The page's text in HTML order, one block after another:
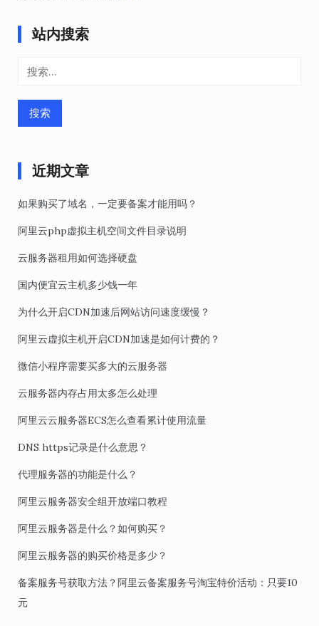
站内搜索
近期文章
如果购买了域名，一定要备案才能用吗？
阿里云php虚拟主机空间文件目录说明
云服务器租用如何选择硬盘
国内便宜云主机多少钱一年
为什么开启CDN加速后网站访问速度缓慢？
阿里云虚拟主机开启CDN加速是如何计费的？
微信小程序需要买多大的云服务器
云服务器内存占用太多怎么处理
阿里云云服务器ECS怎么查看累计使用流量
DNS https记录是什么意思？
代理服务器的功能是什么？
阿里云服务器安全组开放端口教程
阿里云服务器是什么？如何购买？
阿里云服务器的购买价格是多少？
备案服务号获取方法？阿里云备案服务号淘宝特价活动：只要10
元